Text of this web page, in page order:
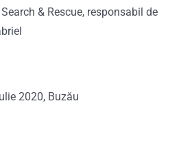
& Rescue, responsabil de
2020, Buzău